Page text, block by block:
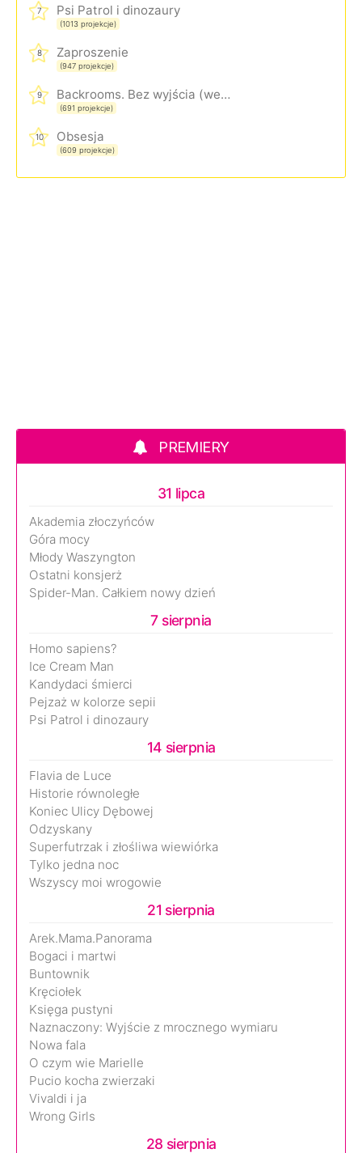
7 Psi Patrol i dinozaury
(1013 projekcje)
8 Zaproszenie
(947 projekcje)
9 Backrooms. Bez wyjścia (wersja rozszerzona)
(691 projekcje)
10 Obsesja
(609 projekcje)
PREMIERY
31 lipca
Akademia złoczyńców
Góra mocy
Młody Waszyngton
Ostatni konsjerż
Spider-Man. Całkiem nowy dzień
7 sierpnia
Homo sapiens?
Ice Cream Man
Kandydaci śmierci
Pejzaż w kolorze sepii
Psi Patrol i dinozaury
14 sierpnia
Flavia de Luce
Historie równoległe
Koniec Ulicy Dębowej
Odzyskany
Superfutrzak i złośliwa wiewiórka
Tylko jedna noc
Wszyscy moi wrogowie
21 sierpnia
Arek.Mama.Panorama
Bogaci i martwi
Buntownik
Kręciołek
Księga pustyni
Naznaczony: Wyjście z mrocznego wymiaru
Nowa fala
O czym wie Marielle
Pucio kocha zwierzaki
Vivaldi i ja
Wrong Girls
28 sierpnia